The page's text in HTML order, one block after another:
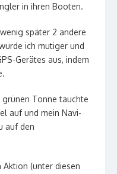
in ihren Booten.
später 2 andere
ich mutiger und
Gerätes aus, indem
grünen Tonne tauchte
auf und mein Navi-
auf den
(unter diesen